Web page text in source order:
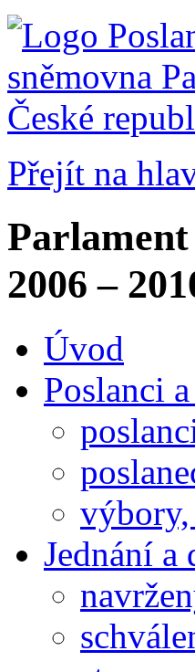
Přejít na
Parlament
2006 –
Úvod
Poslanci
výbory,
Jednání a